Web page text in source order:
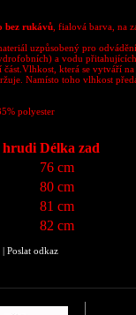
bez rukávů , fialová barva, na
uzpůsobený pro
a vodu
část.Vlhkost, která se vytváří
Namísto toho vlhkost
polyester
hrudi Délka zad
76 cm
80 cm
81 cm
82 cm
| Poslat odkaz